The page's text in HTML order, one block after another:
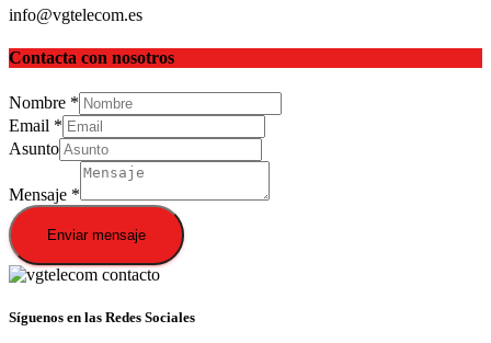
info@vgtelecom.es
Contacta con nosotros
Nombre *
Email *
Asunto
Mensaje *
Enviar mensaje
Síguenos en las Redes Sociales